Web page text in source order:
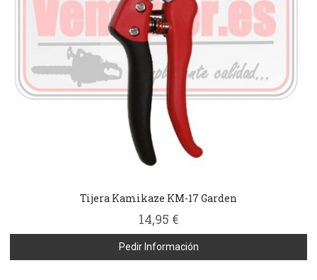
Tijera Kamikaze KM-17 Garden
14,95 €
Pedir Información